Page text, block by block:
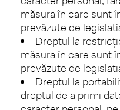
măsura în care sunt
prevăzute de
Dreptul la
măsura în care sunt
prevăzute de
Dreptul la
dreptul de a primi